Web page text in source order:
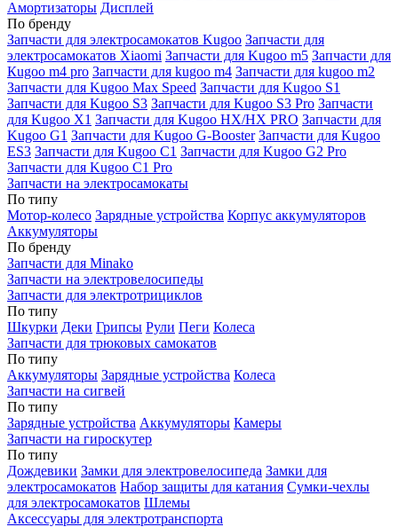
Амортизаторы Дисплей
По бренду
Запчасти для электросамокатов Kugoo Запчасти для
электросамокатов Xiaomi Запчасти для Kugoo m5 Запчасти для
Кugoo m4 pro Запчасти для kugoo m4 Запчасти для kugoo m2
Запчасти для Kugoo Max Speed Запчасти для Kugoo S1
Запчасти для Kugoo S3 Запчасти для Kugoo S3 Pro Запчасти
для Kugoo X1 Запчасти для Kugoo HX/HX PRO Запчасти для
Kugoo G1 Запчасти для Kugoo G-Booster Запчасти для Kugoo
ES3 Запчасти для Kugoo C1 Запчасти для Kugoo G2 Pro
Запчасти для Kugoo C1 Pro
Запчасти на электросамокаты
По типу
Мотор-колесо Зарядные устройства Корпус аккумуляторов
Аккумуляторы
По бренду
Запчасти для Minako
Запчасти на электровелосипеды
Запчасти для электротрициклов
По типу
Шкурки Деки Грипсы Рули Пеги Колеса
Запчасти для трюковых самокатов
По типу
Аккумуляторы Зарядные устройства Колеса
Запчасти на сигвей
По типу
Зарядные устройства Аккумуляторы Камеры
Запчасти на гироскутер
По типу
Дождевики Замки для электровелосипеда Замки для
электросамокатов Набор защиты для катания Сумки-чехлы
для электросамокатов Шлемы
Аксессуары для электротранспорта